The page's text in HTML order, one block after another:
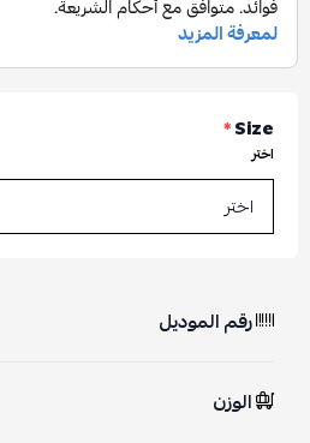
Size
*
اختر
رقم الموديل
الوزن